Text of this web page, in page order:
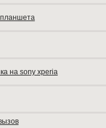
планшета
на sony xperia